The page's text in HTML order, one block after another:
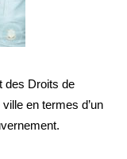
des Droits de
en termes d’un